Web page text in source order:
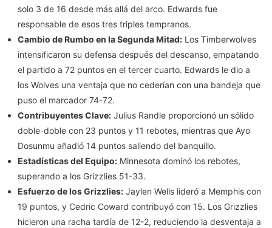
solo 3 de 16 desde más allá del arco. Edwards fue
responsable de esos tres triples tempranos.
Cambio de Rumbo en la Segunda Mitad: Los Timberwolves
intensificaron su defensa después del descanso, empatando
el partido a 72 puntos en el tercer cuarto. Edwards le dio a
los Wolves una ventaja que no cederían con una bandeja que
puso el marcador 74-72.
Contribuyentes Clave: Julius Randle proporcionó un sólido
doble-doble con 23 puntos y 11 rebotes, mientras que Ayo
Dosunmu añadió 14 puntos saliendo del banquillo.
Estadísticas del Equipo: Minnesota dominó los rebotes,
superando a los Grizzlies 51-33.
Esfuerzo de los Grizzlies: Jaylen Wells lideró a Memphis con
19 puntos, y Cedric Coward contribuyó con 15. Los Grizzlies
hicieron una racha tardía de 12-2, reduciendo la desventaja a